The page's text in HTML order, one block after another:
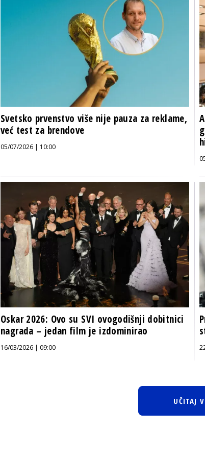
Svetsko prvenstvo više nije pauza za reklame,
već test za brendove
05/07/2026 | 10:00
Oskar 2026: Ovo su SVI ovogodišnji dobitnici
nagrada – jedan film je izdominirao
16/03/2026 | 09:00
UČITAJ